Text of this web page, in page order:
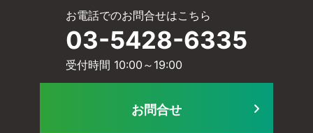
ー
ー
ル
お電話でのお問合せはこちら
03-5428-6335
受付時間 10:00～19:00
お問合せ